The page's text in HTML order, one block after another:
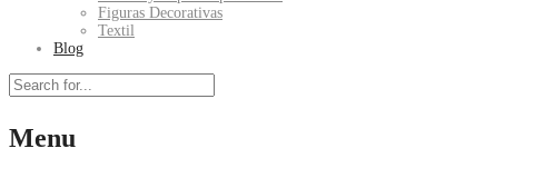
Figuras Decorativas
Textil
Blog
Menu